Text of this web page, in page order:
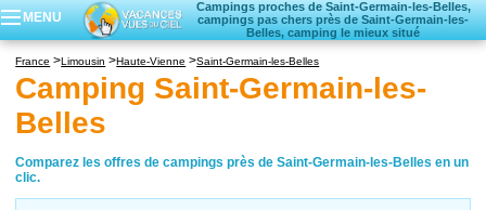
MENU
Campings proches de Saint-Germain-les-Belles,
campings pas chers près de Saint-Germain-les-
Belles, camping le mieux situé
Hôtels
Locations vacances
France Limousin Haute-Vienne Saint-Germain-les-Belles
Camping Saint-Germain-les-
Belles
Comparez les offres de campings près de Saint-Germain-les-Belles en un
clic.